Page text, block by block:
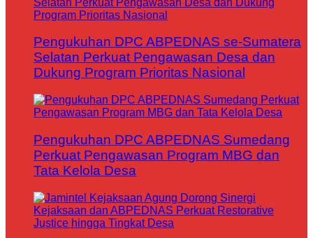
Pengukuhan DPC ABPEDNAS se-Sumatera
Selatan Perkuat Pengawasan Desa dan
Dukung Program Prioritas Nasional
Pengukuhan DPC ABPEDNAS Sumedang
Perkuat Pengawasan Program MBG dan
Tata Kelola Desa